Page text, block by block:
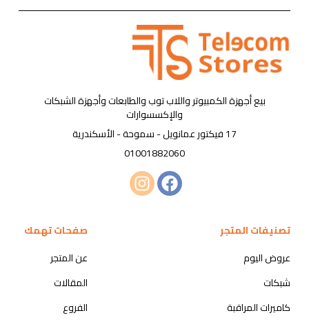
بيع أجهزة الكمبيوتر واللاب توب والطابعات وأجهزة الشبكات
والإكسسوارات
17 فيكتور عمانويل - سموحة - الأسكندرية
01001882060
تصنيفات المتجر
عروض اليوم
شبكات
كاميرات المراقبة
صفحات تهمك
عن المتجر
المقالات
الفروع